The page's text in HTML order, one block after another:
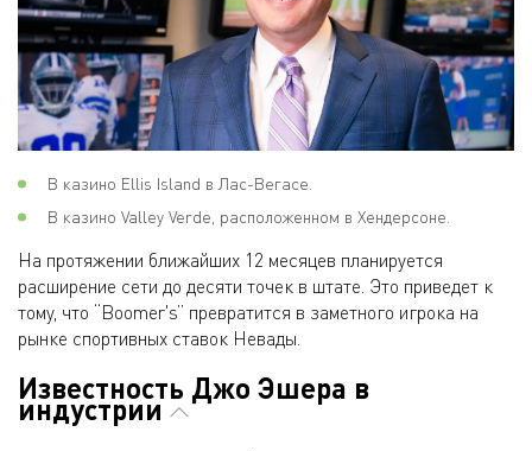
В казино Ellis Island в Лас-Вегасе.
В казино Valley Verde, расположенном в Хендерсоне.
На протяжении ближайших 12 месяцев планируется
расширение сети до десяти точек в штате. Это приведет к
тому, что “Boomer's” превратится в заметного игрока на
рынке спортивных ставок Невады.
Известность Джо Эшера в
индустрии